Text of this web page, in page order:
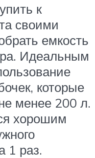
к
своими
емкость
Идеальным
которые
менее 200 л.
хорошим
1 раз.